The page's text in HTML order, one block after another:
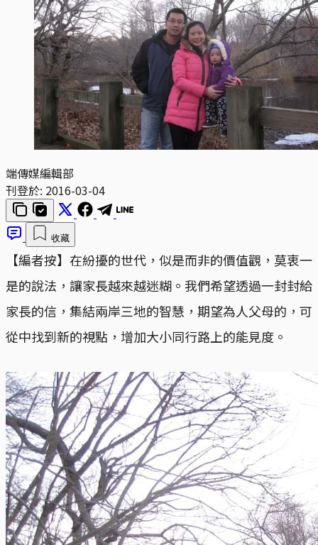
端傳媒編輯部
刊登於: 2016-03-04
收藏
【編者按】在紛擾的世代，似是而非的價值觀，莫衷一
是的說法，讓家長越來越迷糊。我們希望透過一封封給
家長的信，集結兩岸三地的智慧，期望為人父母的，可
從中找到新的視點，增加大小同行路上的能見度。